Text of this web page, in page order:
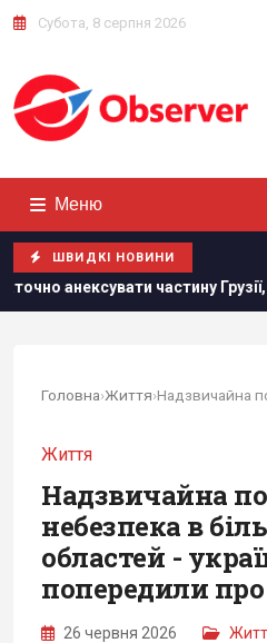
Субота, 8 серпня 2026
Меню
ШВИДКІ НОВИНИ
Грузії, - країни НАТО В
Головна›Життя›
Життя
Надзвичайна
небезпека в
областей -
попередили
26 червня 2026